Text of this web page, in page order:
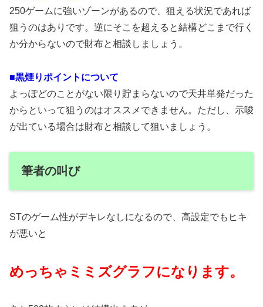
250ゲームに強いゾーンがあるので、狙える状況であれば
狙うのはありです。逆にそこを超えると結構どこまで行く
か分からないので財布と相談しましょう。
■黒煙りポイントについて
よっぽどのことがない限り貯まらないので天井単発だった
からといって狙うのはオススメできません。ただし、示唆
が出ている場合は財布と相談して狙いましょう。
筆者の叫び
STのゲーム性がデキレなしになるので、高設定でもヒキ
が悪いと
めっちゃミミズグラフになります。